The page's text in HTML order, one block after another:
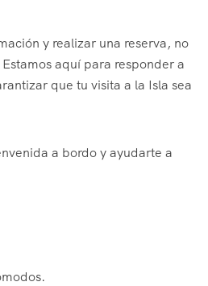
y realizar una reserva, no
aquí para responder a
que tu visita a la Isla sea
a bordo y ayudarte a